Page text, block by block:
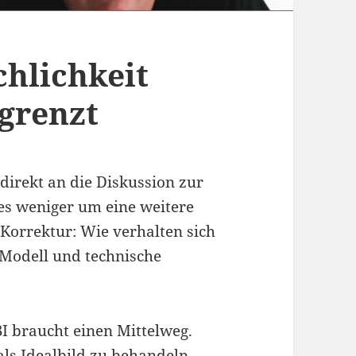
an die Diskussion zur
weniger um eine weitere
Wie verhalten sich
und technische
braucht einen Mittelweg.